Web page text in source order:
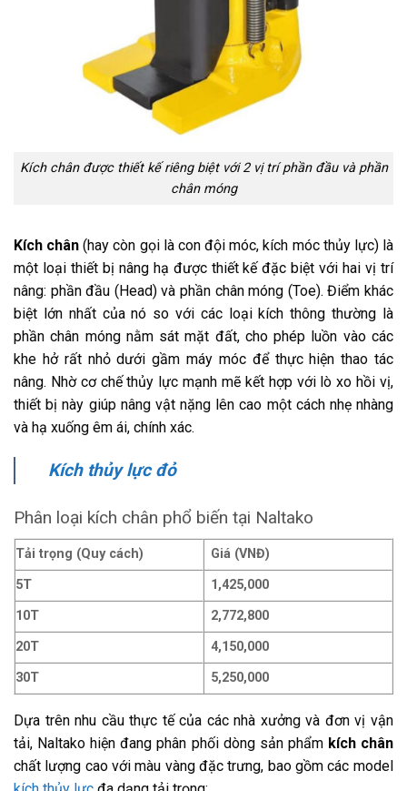
Kích chân được thiết kế riêng biệt với 2 vị trí phần đầu và phần
chân móng
Kích chân (hay còn gọi là con đội móc, kích móc thủy lực) là
một loại thiết bị nâng hạ được thiết kế đặc biệt với hai vị trí
nâng: phần đầu (Head) và phần chân móng (Toe). Điểm khác
biệt lớn nhất của nó so với các loại kích thông thường là
phần chân móng nằm sát mặt đất, cho phép luồn vào các
khe hở rất nhỏ dưới gầm máy móc để thực hiện thao tác
nâng. Nhờ cơ chế thủy lực mạnh mẽ kết hợp với lò xo hồi vị,
thiết bị này giúp nâng vật nặng lên cao một cách nhẹ nhàng
và hạ xuống êm ái, chính xác.
Kích thủy lực đỏ
Phân loại kích chân phổ biến tại Naltako
Tải trọng (Quy cách)
Giá (VNĐ)
5T
1,425,000
10T
2,772,800
20T
4,150,000
30T
5,250,000
Dựa trên nhu cầu thực tế của các nhà xưởng và đơn vị vận
tải, Naltako hiện đang phân phối dòng sản phẩm kích chân
chất lượng cao với màu vàng đặc trưng, bao gồm các model